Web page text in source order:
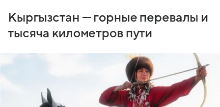
Кыргызстан — горные перевалы и
тысяча километров пути